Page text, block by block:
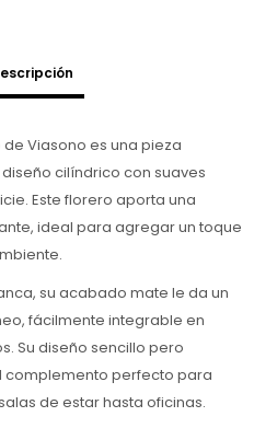
de Viasono es una pieza
cilíndrico con suaves
Este florero aporta una
ideal para agregar un toque
su acabado mate le da un
fácilmente integrable en
Su diseño sencillo pero
complemento perfecto para
de estar hasta oficinas.